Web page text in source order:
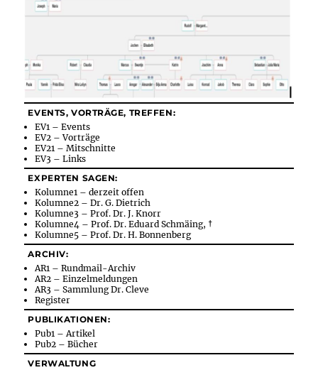
EVENTS, VORTRÄGE, TREFFEN:
EV1 – Events
EV2 – Vorträge
EV21 – Mitschnitte
EV3 – Links
EXPERTEN SAGEN:
Kolumne1 – derzeit offen
Kolumne2 – Dr. G. Dietrich
Kolumne3 – Prof. Dr. J. Knorr
Kolumne4 – Prof. Dr. Eduard Schmäing, †
Kolumne5 – Prof. Dr. H. Bonnenberg
ARCHIV:
AR1 – Rundmail-Archiv
AR2 – Einzelmeldungen
AR3 – Sammlung Dr. Cleve
Register
PUBLIKATIONEN:
Pub1 – Artikel
Pub2 – Bücher
VERWALTUNG